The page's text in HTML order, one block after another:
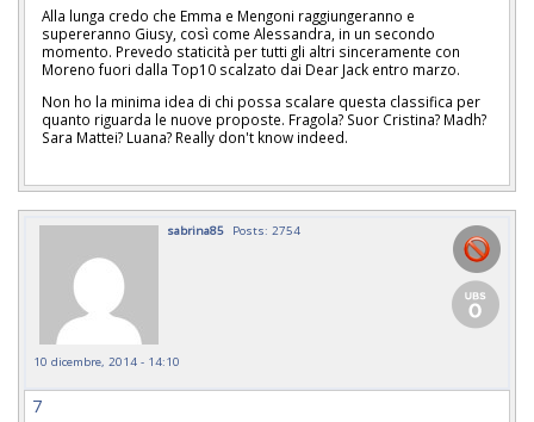
Alla lunga credo che Emma e Mengoni raggiungeranno e
supereranno Giusy, così come Alessandra, in un secondo
momento. Prevedo staticità per tutti gli altri sinceramente con
Moreno fuori dalla Top10 scalzato dai Dear Jack entro marzo.
Non ho la minima idea di chi possa scalare questa classifica per
quanto riguarda le nuove proposte. Fragola? Suor Cristina? Madh?
Sara Mattei? Luana? Really don't know indeed.
sabrina85 Posts: 2754
10 dicembre, 2014 - 14:10
7